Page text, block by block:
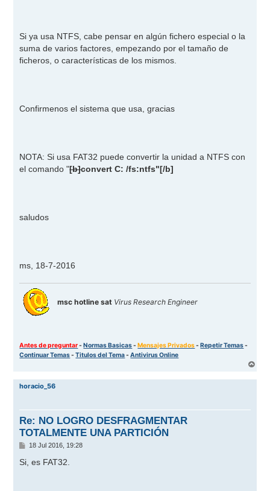
Si ya usa NTFS, cabe pensar en algún fichero especial o la
suma de varios factores, empezando por el tamaño de
ficheros, o características de los mismos.
Confirmenos el sistema que usa, gracias
NOTA: Si usa FAT32 puede convertir la unidad a NTFS con
el comando "[b]convert C: /fs:ntfs"[/b]
saludos
ms, 18-7-2016
msc hotline sat Virus Research Engineer
Antes de preguntar-Normas Basicas-Mensajes Privados-Repetir Temas-
Continuar Temas-Titulos del Tema-Antivirus Online
r
horacio_56
Re: NO LOGRO DESFRAGMENTAR
TOTALMENTE UNA PARTICIÓN
M
n
s
18 Jul 2016, 19:28
Si, es FAT32.